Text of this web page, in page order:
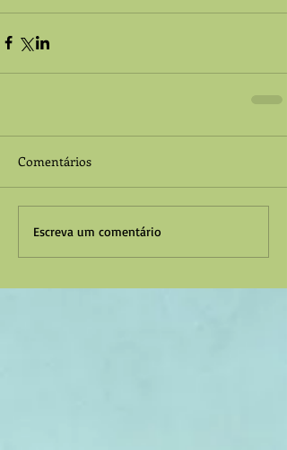
Comentários
Escreva um comentário